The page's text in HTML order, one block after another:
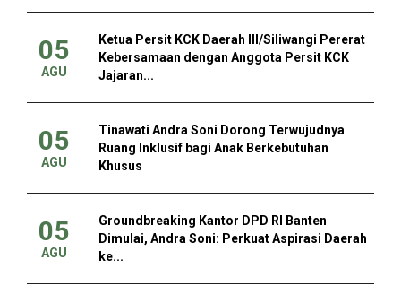
05
AGU
Ketua Persit KCK Daerah III/Siliwangi Pererat
Kebersamaan dengan Anggota Persit KCK
Jajaran...
05
AGU
Tinawati Andra Soni Dorong Terwujudnya
Ruang Inklusif bagi Anak Berkebutuhan
Khusus
05
AGU
Groundbreaking Kantor DPD RI Banten
Dimulai, Andra Soni: Perkuat Aspirasi Daerah
ke...